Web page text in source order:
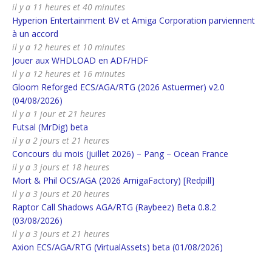
il y a 11 heures et 40 minutes
Hyperion Entertainment BV et Amiga Corporation parviennent
à un accord
il y a 12 heures et 10 minutes
Jouer aux WHDLOAD en ADF/HDF
il y a 12 heures et 16 minutes
Gloom Reforged ECS/AGA/RTG (2026 Astuermer) v2.0
(04/08/2026)
il y a 1 jour et 21 heures
Futsal (MrDig) beta
il y a 2 jours et 21 heures
Concours du mois (juillet 2026) – Pang – Ocean France
il y a 3 jours et 18 heures
Mort & Phil OCS/AGA (2026 AmigaFactory) [Redpill]
il y a 3 jours et 20 heures
Raptor Call Shadows AGA/RTG (Raybeez) Beta 0.8.2
(03/08/2026)
il y a 3 jours et 21 heures
Axion ECS/AGA/RTG (VirtualAssets) beta (01/08/2026)